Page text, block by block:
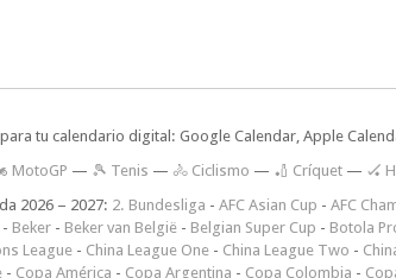
tu calendario digital: Google Calendar, Apple
MotoGP — 🎾 Tenis — 🚴 Ciclismo — 🏏 Críquet — 🏑
2026 – 2027: 2. Bundesliga - AFC Asian Cup - AFC
- Beker - Beker van België - Belgian Super Cup - Botola
League - China League One - China League Two -
- Copa América - Copa Argentina - Copa Colombia -